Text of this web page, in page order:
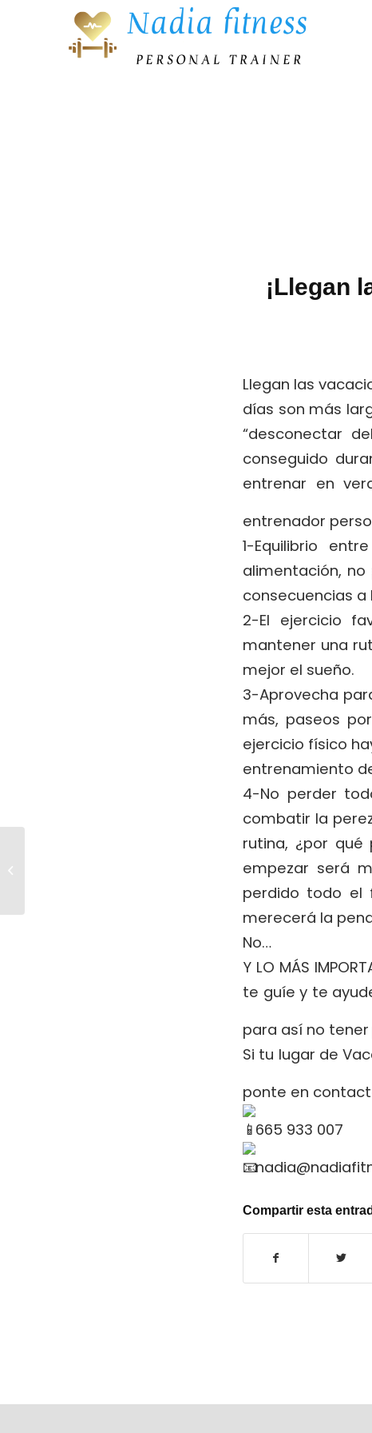
¡Llegan
Llegan las
días son más
“desconectar
conseguido
entrenar en
entrenador
1-Equilibrio
alimentación,
consecuencias a
2-El ejercicio
mantener una
mejor el sueño.
3-Aprovecha
más, paseos
ejercicio físico
entrenamiento
4-No perder
combatir la
rutina, ¿por
empezar será
perdido todo el
merecerá la
No…
Y LO MÁS
te guíe y te
para así no
Si tu lugar de
ponte en
665 933 007
Compartir esta